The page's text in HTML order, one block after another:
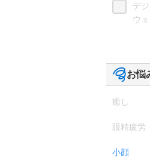
デ
ウ
お悩
癒し
眼精疲労
小顔